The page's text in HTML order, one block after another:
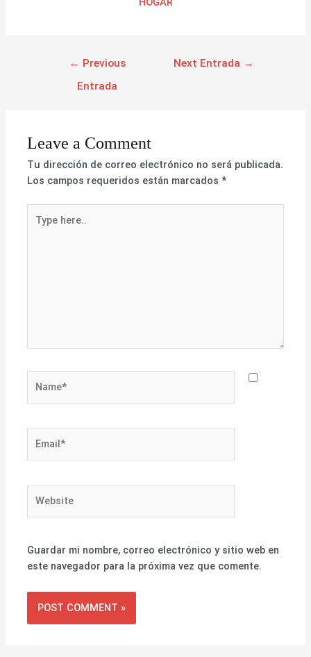
← Previous
Entrada
Next Entrada →
Leave a Comment
Tu dirección de correo electrónico no será publicada.
Los campos requeridos están marcados*
here..
Guardar mi nombre, correo electrónico y sitio web en
este navegador para la próxima vez que comente.